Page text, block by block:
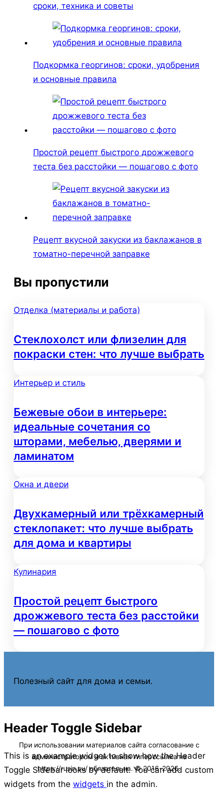
сроки, техника и советы
Подкормка георгинов: сроки, удобрения
и основные правила
Простой рецепт быстрого дрожжевого
теста без расстойки — пошагово с фото
Рецепт вкусной закуски из баклажанов в
томатно-перечной заправке
Вы пропустили
Отделка (материалы и работа)
Стеклохолст или флизелин для
покраски стен: что лучше выбрать
Интерьер и стиль
Бежевые обои в интерьере:
идеальные сочетания со
шторами, мебелью, дверями и
ламинатом
Окна и двери
Двухкамерный или трёхкамерный
стеклопакет: что лучше выбрать
для дома и квартиры
Кулинария
Простой рецепт быстрого
дрожжевого теста без расстойки
— пошагово с фото
Полезный сайт для дома и семьи.
Header Toggle Sidebar
This is an example widget to show how the Header
Toggle Sidebar looks by default. You can add custom
widgets from the widgets in the admin.